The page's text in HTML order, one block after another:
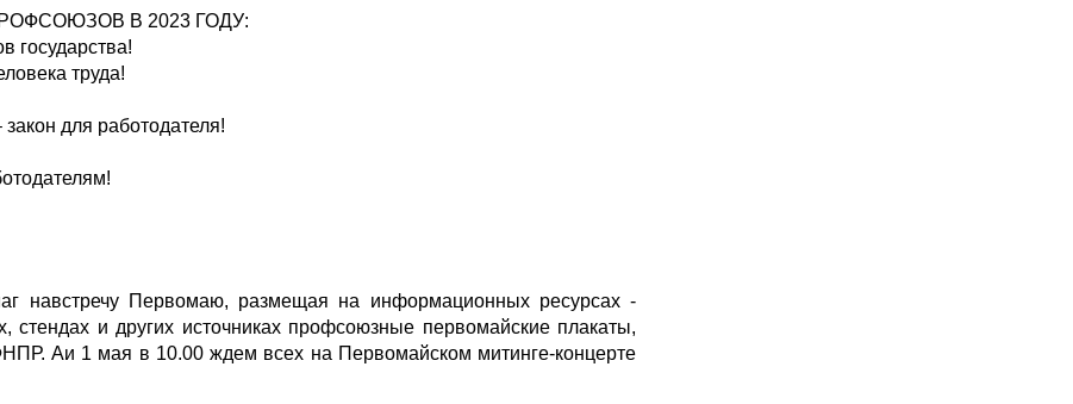
В 2023 ГОДУ:
государства!
труда!
для работодателя!
навстречу Первомаю, размещая на информационных ресурсах -
стендах и других источниках профсоюзные первомайские плакаты,
Аи 1 мая в 10.00 ждем всех на Первомайском митинге-концерте